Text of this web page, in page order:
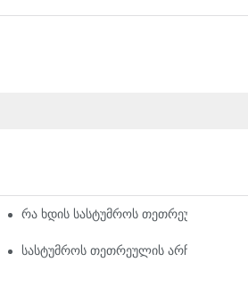
რა ხდის სასტუმროს თეთრეულს
გამოყენებული ზეწრებია
სასტუმროს თეთრეულის არჩევის